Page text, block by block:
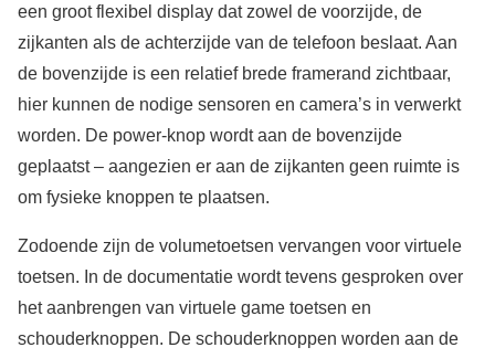
een groot flexibel display dat zowel de voorzijde, de
zijkanten als de achterzijde van de telefoon beslaat. Aan
de bovenzijde is een relatief brede framerand zichtbaar,
hier kunnen de nodige sensoren en camera’s in verwerkt
worden. De power-knop wordt aan de bovenzijde
geplaatst – aangezien er aan de zijkanten geen ruimte is
om fysieke knoppen te plaatsen.
Zodoende zijn de volumetoetsen vervangen voor virtuele
toetsen. In de documentatie wordt tevens gesproken over
het aanbrengen van virtuele game toetsen en
schouderknoppen. De schouderknoppen worden aan de